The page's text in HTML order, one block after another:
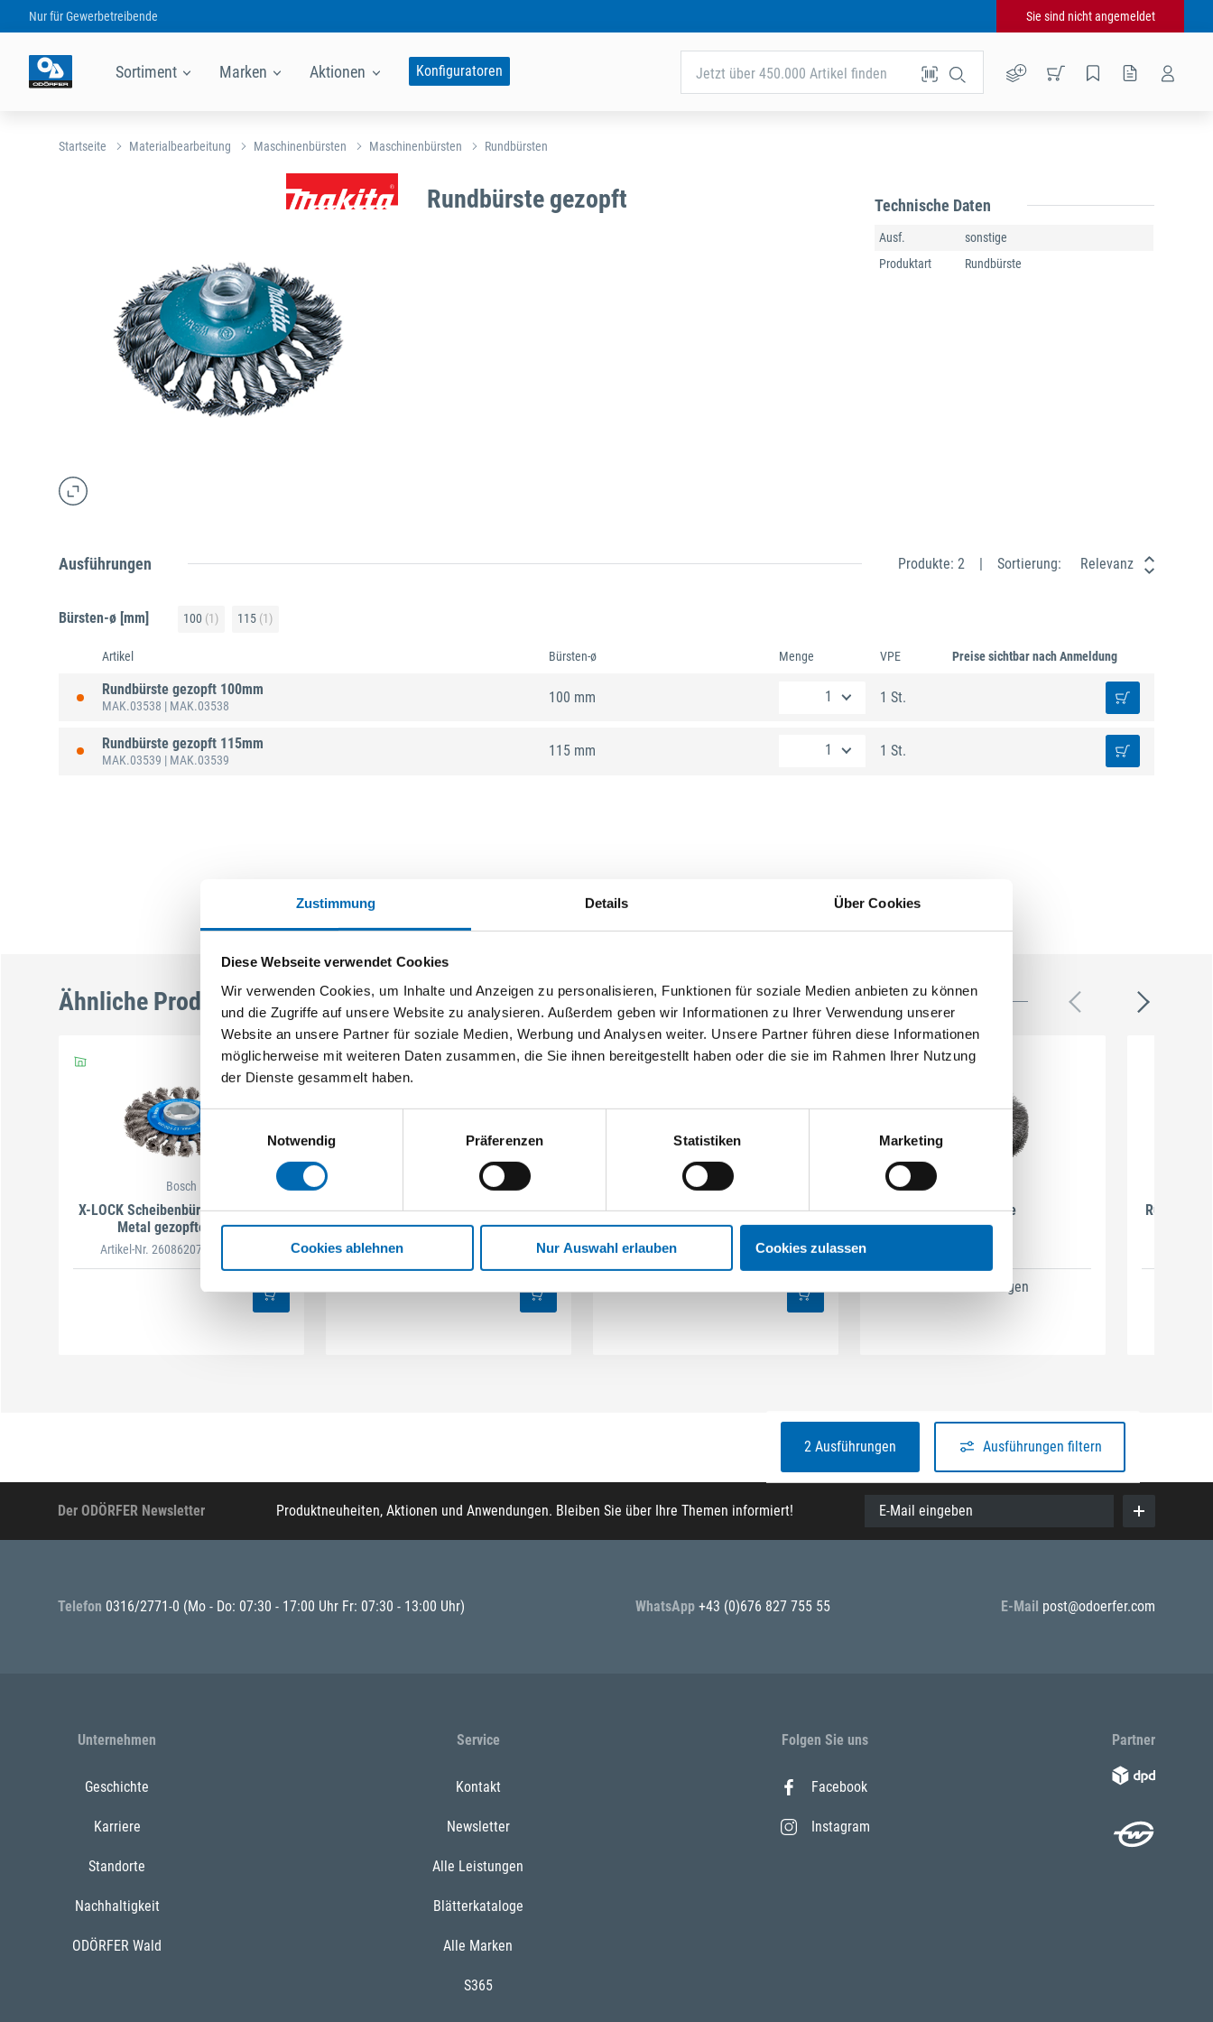
Zustimmung Details Über Cookies
Diese Webseite verwendet Cookies
Wir verwenden Cookies, um Inhalte und Anzeigen zu personalisieren, Funktionen für soziale Medien anbieten zu können
und die Zugriffe auf unsere Website zu analysieren. Außerdem geben wir Informationen zu Ihrer Verwendung unserer
Website an unsere Partner für soziale Medien, Werbung und Analysen weiter. Unsere Partner führen diese Informationen
möglicherweise mit weiteren Daten zusammen, die Sie ihnen bereitgestellt haben oder die sie im Rahmen Ihrer Nutzung
der Dienste gesammelt haben.
Einwilligungsauswahl
Notwendig
Präferenzen Statistiken Marketing
Cookies ablehnen Nur Auswahl erlauben Cookies zulassen
Nur fürGewerbetreibende Sie sind nicht angemeldet
Sortiment Marken Aktionen Konfiguratoren Jetzt über 450.000 Artikel finden
Startseite Materialbearbeitung Maschinenbürsten Maschinenbürsten Rundbürsten
Rundbürste gezopft Technische Daten
Ausf.
sonstige
Produktart
Rundbürste
Ausführungen Produkte: 2 Sortierung: Relevanz
Bürsten-ø [mm] 100 (1) 115 (1)
Artikel Bürsten-ø Menge VPE Preise sichtbar nach Anmeldung
Rundbürste gezopft 100mm
MAK.03538 | MAK.03538
100 mm 1 St.
Rundbürste gezopft 115mm
MAK.03539 | MAK.03539
115 mm 1 St.
Ähnliche Produkte
Bosch
X-LOCK Scheibenbürsten Heavy for
Metal gezopfter Draht
Artikel-Nr. 2608620731
X-LOCK Scheibenbürsten Clean for
Metal gewellter Draht
Artikel-Nr. 2608620732
Bosch
X-LOCK Scheibenbürsten Heavy for
Inox gezopfter Draht
Artikel-Nr. 2608620733 (629216)
Rundbürste
5 Ausführungen
2 Ausführungen Ausführungen filtern
Der ODÖRFER Newsletter Produktneuheiten, Aktionen und Anwendungen. Bleiben Sie über Ihre Themen informiert! E-Mail eingeben
Telefon 0316/2771-0 (Mo - Do: 07:30 - 17:00 Uhr Fr: 07:30 - 13:00 Uhr) WhatsApp +43 (0)676 827 755 55 E-Mail post@odoerfer.com
Unternehmen
Geschichte
Karriere
Standorte
Nachhaltigkeit
ODÖRFER Wald
Service
Kontakt
Newsletter
Alle Leistungen
Blätterkataloge
Alle Marken
S365
Folgen Sie uns
Facebook
Instagram
Partner